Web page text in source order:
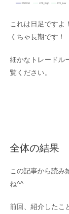
これは日足ですよ
くちゃ長期です！
細かなトレードル
覧ください。
全体の結果
この記事から読み
ね^^
前回、紹介したこ